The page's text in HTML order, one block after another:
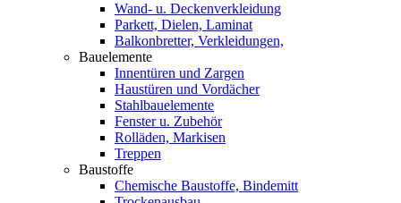
Wand- u. Deckenverkleidung
Parkett, Dielen, Laminat
Balkonbretter, Verkleidungen,
Bauelemente
Innentüren und Zargen
Haustüren und Vordächer
Stahlbauelemente
Fenster u. Zubehör
Rolläden, Markisen
Treppen
Baustoffe
Chemische Baustoffe, Bindemitt